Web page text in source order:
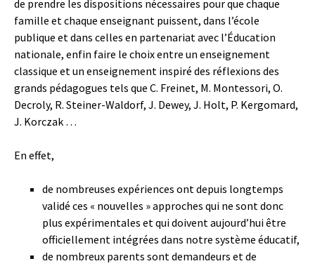
de prendre les dispositions nécessaires pour que chaque
famille et chaque enseignant puissent, dans l’école
publique et dans celles en partenariat avec l’Éducation
nationale, enfin faire le choix entre un enseignement
classique et un enseignement inspiré des réflexions des
grands pédagogues tels que C. Freinet, M. Montessori, O.
Decroly, R. Steiner-Waldorf, J. Dewey, J. Holt, P. Kergomard,
J. Korczak …
En effet,
de nombreuses expériences ont depuis longtemps
validé ces « nouvelles » approches qui ne sont donc
plus expérimentales et qui doivent aujourd’hui être
officiellement intégrées dans notre système éducatif,
de nombreux parents sont demandeurs et de